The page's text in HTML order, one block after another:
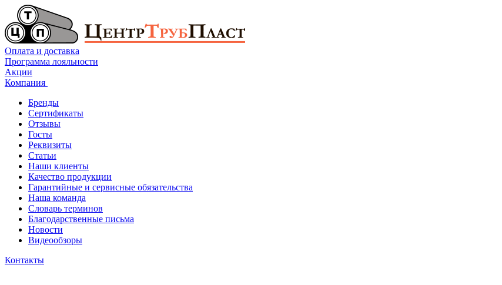
Оплата и доставка
Программа лояльности
Акции
Компания
Бренды
Сертификаты
Отзывы
Госты
Реквизиты
Статьи
Наши клиенты
Качество продукции
Гарантийные и сервисные обязательства
Наша команда
Словарь терминов
Благодарственные письма
Новости
Видеообзоры
Контакты